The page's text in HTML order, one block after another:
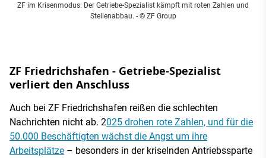
ZF im Krisenmodus: Der Getriebe-Spezialist kämpft mit roten Zahlen und
Stellenabbau. - © ZF Group
ZF Friedrichshafen - Getriebe-Spezialist
verliert den Anschluss
Auch bei ZF Friedrichshafen reißen die schlechten
Nachrichten nicht ab. 2025 drohen rote Zahlen, und für die
50.000 Beschäftigten wächst die Angst um ihre
Arbeitsplätze – besonders in der kriselnden Antriebssparte